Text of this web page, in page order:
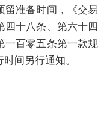
留准备时间，《交易
四十八条、第六十四
一百零五条第一款规
间另行通知。